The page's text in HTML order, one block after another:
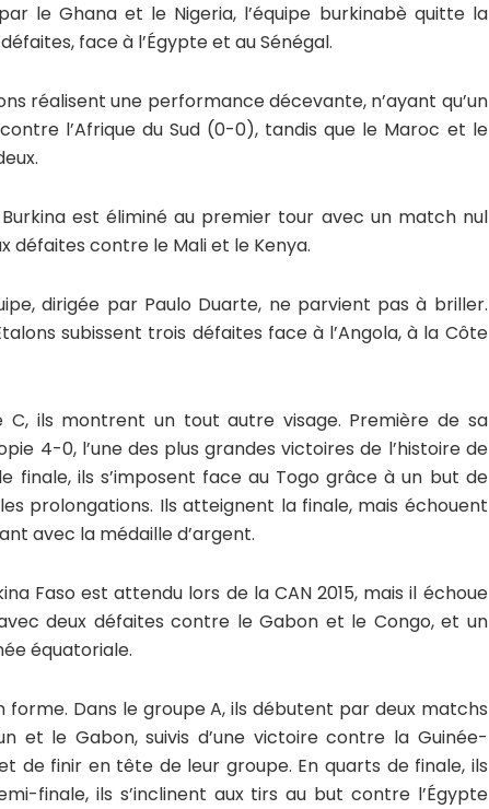
le Ghana et le Nigeria, l’équipe burkinabè quitte la
face à l’Égypte et au Sénégal.
réalisent une performance décevante, n’ayant qu’un
l’Afrique du Sud (0-0), tandis que le Maroc et le
Burkina est éliminé au premier tour avec un match nul
défaites contre le Mali et le Kenya.
dirigée par Paulo Duarte, ne parvient pas à briller.
subissent trois défaites face à l’Angola, à la Côte
C, ils montrent un tout autre visage. Première de sa
4-0, l’une des plus grandes victoires de l’histoire de
finale, ils s’imposent face au Togo grâce à un but de
prolongations. Ils atteignent la finale, mais échouent
avec la médaille d’argent.
Faso est attendu lors de la CAN 2015, mais il échoue
deux défaites contre le Gabon et le Congo, et un
équatoriale.
forme. Dans le groupe A, ils débutent par deux matchs
et le Gabon, suivis d’une victoire contre la Guinée-
de finir en tête de leur groupe. En quarts de finale, ils
finale, ils s’inclinent aux tirs au but contre l’Égypte